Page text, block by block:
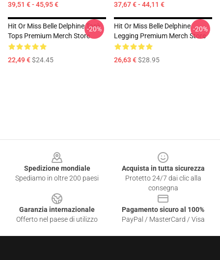
39,51 € - 45,95 € 37,67 € - 44,11 €
Hit Or Miss Belle Delphine Tank
Tops Premium Merch Store
22,49 €$24.45
-20%
Hit Or Miss Belle Delphine
Legging Premium Merch Store
26,63 €$28.95
-20%
Spedizione mondiale
Spediamo in oltre 200 paesi
Acquista in tutta sicurezza
Protetto 24/7 dai clic alla
consegna
Garanzia internazionale
Offerto nel paese di utilizzo
Pagamento sicuro al 100%
PayPal / MasterCard / Visa